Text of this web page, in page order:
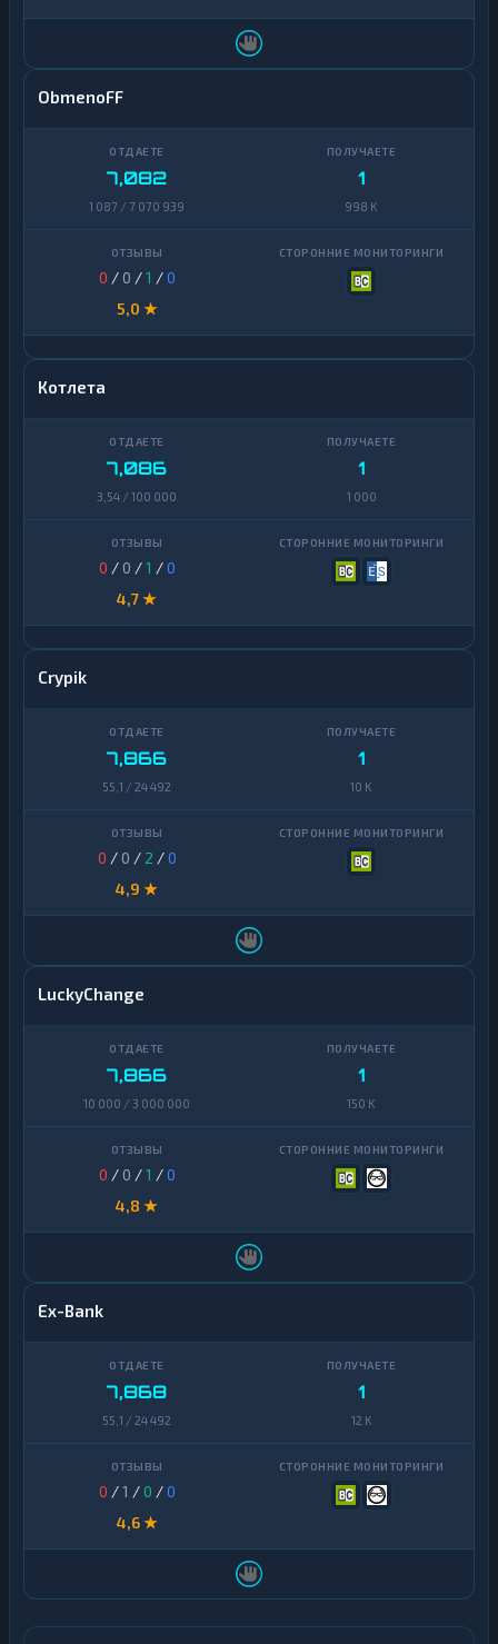
ObmenoFF
7,082
1 087 / 7 070 939
1
998 K
0 / 0 /1 /0
5,0 ★
Котлета
7,086
3,54 / 100 000
1
1 000
0 / 0 /1 /0
4,7 ★
Crypik
7,866
55,1 / 24 492
1
10 K
0 / 0 / 2 /0
4,9 ★
LuckyChange
7,866
10 000 / 3 000 000
1
150 K
0 / 0 /1 /0
4,8 ★
Ex-Bank
7,868
55,1 / 24 492
1
12 K
0 /1 /0 /0
4,6 ★